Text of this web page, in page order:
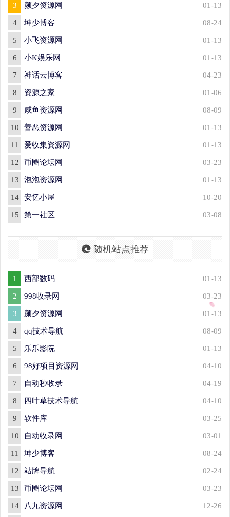
3 颜夕资源网 01-13
4 坤少博客 08-24
5 小飞资源网 01-13
6 小K娱乐网 01-13
7 神话云博客 04-23
8 资源之家 01-06
9 咸鱼资源网 08-09
10 善恶资源网 01-13
11 爱收集资源网 01-13
12 币圈论坛网 03-23
13 泡泡资源网 01-13
14 安忆小屋 10-20
15 第一社区 03-08
随机站点推荐
1 西部数码 01-13
2 998收录网 03-23
3 颜夕资源网 01-13
4 qq技术导航 08-09
5 乐乐影院 01-13
6 98好项目资源网 04-10
7 自动秒收录 04-19
8 四叶草技术导航 04-10
9 软件库 03-25
10 自动收录网 03-01
11 坤少博客 08-24
12 站牌导航 02-24
13 币圈论坛网 03-23
14 八九资源网 12-26